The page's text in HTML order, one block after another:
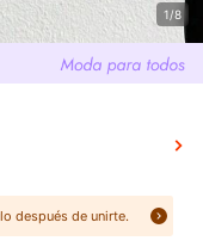
1/8
después de unirte.